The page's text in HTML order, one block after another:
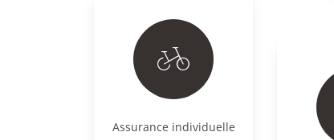
Assurance individuelle